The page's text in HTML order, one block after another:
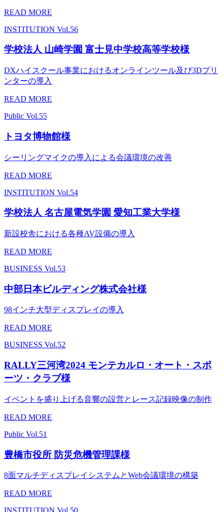
READ MORE
INSTITUTION Vol.56
学校法人 山崎学園 富士見中学校高等学校様
DXハイスクール事業におけるオンラインツール及び3Dプリ
ンターの導入
READ MORE
Public Vol.55
トヨタ博物館様
シーリングマイクの導入による会議環境の改善
READ MORE
INSTITUTION Vol.54
学校法人 名古屋電気学園 愛知工業大学様
新設校舎における各種AV設備の導入
READ MORE
BUSINESS Vol.53
中部日本ビルディング株式会社様
98インチ大型ディスプレイの導入
READ MORE
BUSINESS Vol.52
RALLY三河湾2024 モンテカルロ・オート・スポ
ーツ・クラブ様
イベントを盛り上げる音響の設営とレース記録映像の制作
READ MORE
Public Vol.51
豊橋市役所 防災危機管理課様
8面マルチディスプレイシステムとWeb会議環境の構築
READ MORE